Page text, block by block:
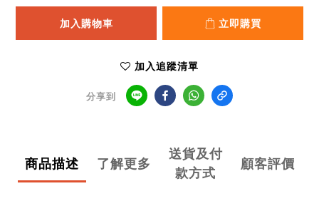
加入購物車 立即購買
加入追蹤清單
分享到
商品描述 了解更多
送貨及付
款方式
顧客評價